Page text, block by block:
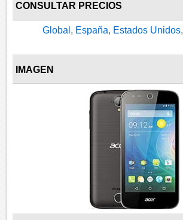
CONSULTAR PRECIOS
Global , España, Estados Unidos,
IMAGEN